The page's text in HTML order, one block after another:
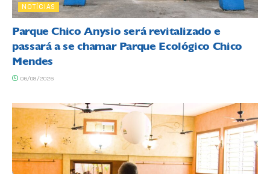
NOTÍCIAS
Parque Chico Anysio será revitalizado e
passará a se chamar Parque Ecológico Chico
Mendes
06/08/2026